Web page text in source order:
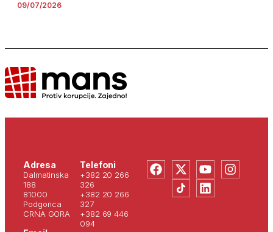
09/07/2026
Adresa
Dalmatinska
188
81000
Podgorica
CRNA GORA
Telefoni
+382 20 266
326
+382 20 266
327
+382 69 446
094